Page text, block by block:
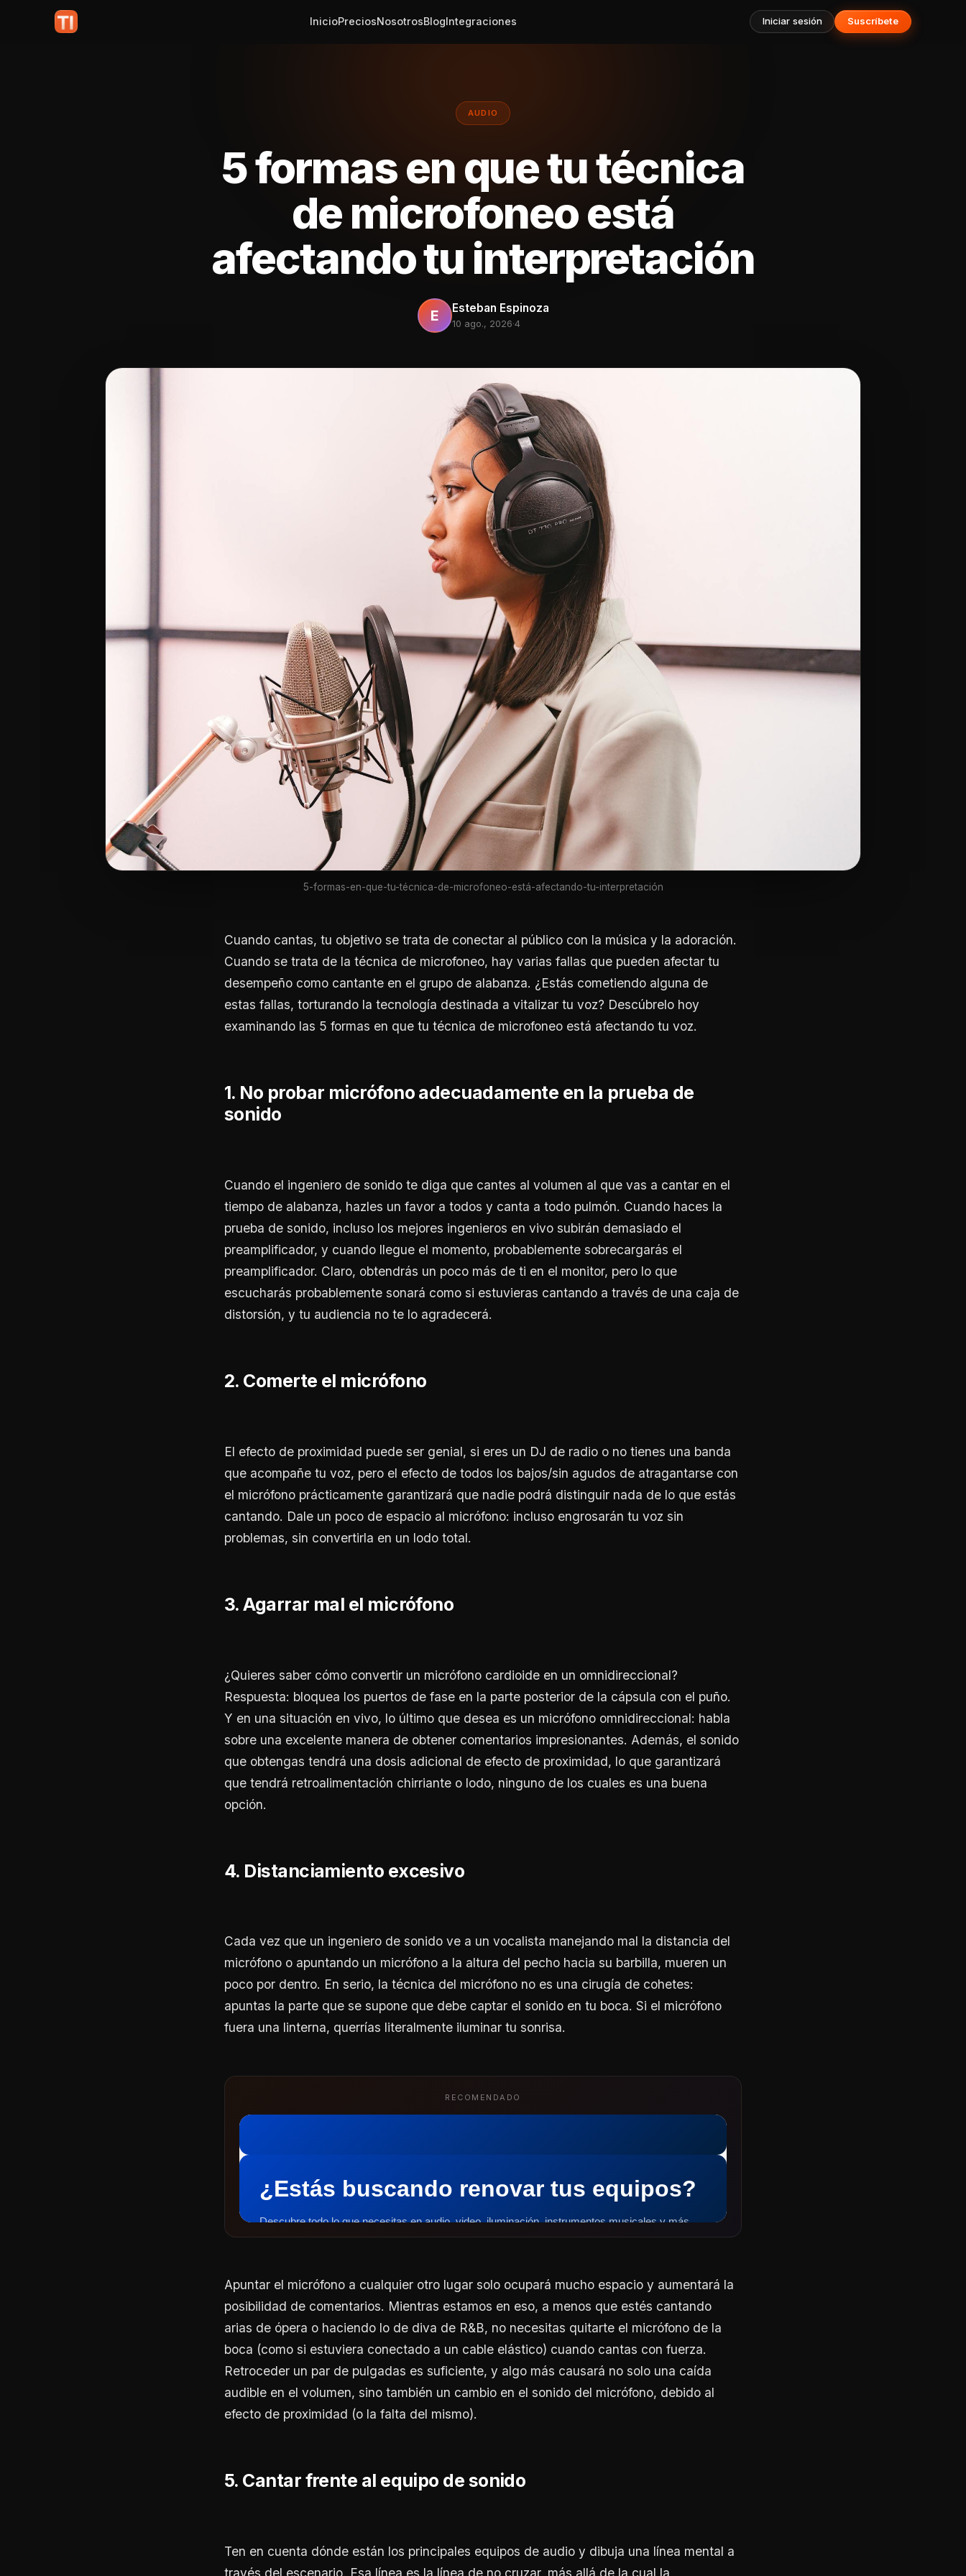
InicioPreciosNosotrosBlogIntegraciones Iniciar sesión Suscríbete
AUDIO
5 formas en que tu técnica
de microfoneo está
afectando tu interpretación
E Esteban Espinoza
10 ago., 2026·4
5-formas-en-que-tu-técnica-de-microfoneo-está-afectando-tu-interpretación
Cuando cantas, tu objetivo se trata de conectar al público con la música y la adoración.
Cuando se trata de la técnica de microfoneo, hay varias fallas que pueden afectar tu
desempeño como cantante en el grupo de alabanza. ¿Estás cometiendo alguna de
estas fallas, torturando la tecnología destinada a vitalizar tu voz? Descúbrelo hoy
examinando las 5 formas en que tu técnica de microfoneo está afectando tu voz.
1. No probar micrófono adecuadamente en la prueba de
sonido
Cuando el ingeniero de sonido te diga que cantes al volumen al que vas a cantar en el
tiempo de alabanza, hazles un favor a todos y canta a todo pulmón. Cuando haces la
prueba de sonido, incluso los mejores ingenieros en vivo subirán demasiado el
preamplificador, y cuando llegue el momento, probablemente sobrecargarás el
preamplificador. Claro, obtendrás un poco más de ti en el monitor, pero lo que
escucharás probablemente sonará como si estuvieras cantando a través de una caja de
distorsión, y tu audiencia no te lo agradecerá.
2. Comerte el micrófono
El efecto de proximidad puede ser genial, si eres un DJ de radio o no tienes una banda
que acompañe tu voz, pero el efecto de todos los bajos/sin agudos de atragantarse con
el micrófono prácticamente garantizará que nadie podrá distinguir nada de lo que estás
cantando. Dale un poco de espacio al micrófono: incluso engrosarán tu voz sin
problemas, sin convertirla en un lodo total.
3. Agarrar mal el micrófono
¿Quieres saber cómo convertir un micrófono cardioide en un omnidireccional?
Respuesta: bloquea los puertos de fase en la parte posterior de la cápsula con el puño.
Y en una situación en vivo, lo último que desea es un micrófono omnidireccional: habla
sobre una excelente manera de obtener comentarios impresionantes. Además, el sonido
que obtengas tendrá una dosis adicional de efecto de proximidad, lo que garantizará
que tendrá retroalimentación chirriante o lodo, ninguno de los cuales es una buena
opción.
4. Distanciamiento excesivo
Cada vez que un ingeniero de sonido ve a un vocalista manejando mal la distancia del
micrófono o apuntando un micrófono a la altura del pecho hacia su barbilla, mueren un
poco por dentro. En serio, la técnica del micrófono no es una cirugía de cohetes:
apuntas la parte que se supone que debe captar el sonido en tu boca. Si el micrófono
fuera una linterna, querrías literalmente iluminar tu sonrisa.
RECOMENDADO
Apuntar el micrófono a cualquier otro lugar solo ocupará mucho espacio y aumentará la
posibilidad de comentarios. Mientras estamos en eso, a menos que estés cantando
arias de ópera o haciendo lo de diva de R&B, no necesitas quitarte el micrófono de la
boca (como si estuviera conectado a un cable elástico) cuando cantas con fuerza.
Retroceder un par de pulgadas es suficiente, y algo más causará no solo una caída
audible en el volumen, sino también un cambio en el sonido del micrófono, debido al
efecto de proximidad (o la falta del mismo).
5. Cantar frente al equipo de sonido
Ten en cuenta dónde están los principales equipos de audio y dibuja una línea mental a
través del escenario. Esa línea es la línea de no cruzar, más allá de la cual la